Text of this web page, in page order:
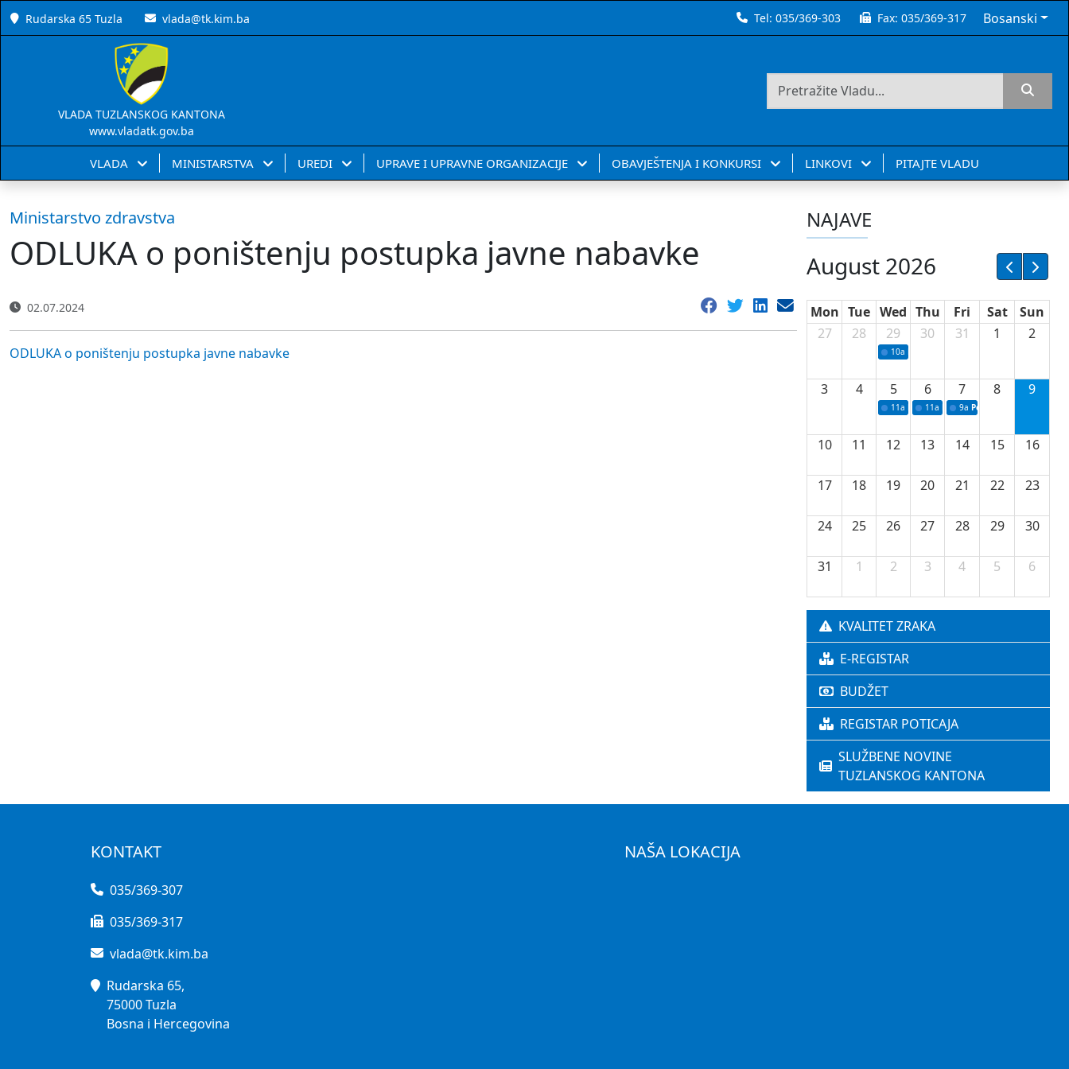
Rudarska 65 Tuzla vlada@tk.kim.ba Tel:035/369-303 Fax:035/369-317 Bosanski
VLADA TUZLANSKOG KANTONA
www.vladatk.gov.ba
VLADA MINISTARSTVA UREDI UPRAVE I UPRAVNE ORGANIZACIJE OBAVJEŠTENJA I KONKURSI LINKOVI PITAJTE VLADU
Ministarstvo zdravstva
ODLUKA o poništenju postupka javne nabavke
02.07.2024
ODLUKA o poništenju postupka javne nabavke
NAJAVE
August 2026
Mon Tue Wed Thu Fri Sat
Sun
27
28 29
10a Potpisivanje ugovora sa neprofitnim
30 31 1 2
3 4 5
11a Potpisivanje ugovora o stipendijama
6
11a Podrška razvoju vodne
7
9a Početak izgradnje nove
8 9
10 11 12 13 14 15 16
17 18 19 20 21 22 23
24 25 26 27 28 29 30
31 1 2 3 4 5 6
KVALITET ZRAKA
E-REGISTAR
BUDŽET
REGISTAR POTICAJA
SLUŽBENE NOVINE
TUZLANSKOG KANTONA
KONTAKT
035/369-307
035/369-317
vlada@tk.kim.ba
Rudarska 65,
75000 Tuzla
Bosna i Hercegovina
NAŠA LOKACIJA